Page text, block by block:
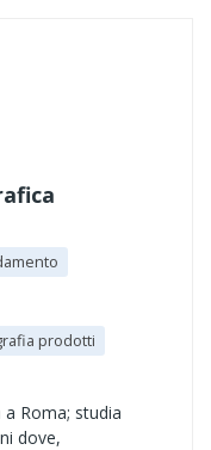
prodotti
Roma; studia
dove,